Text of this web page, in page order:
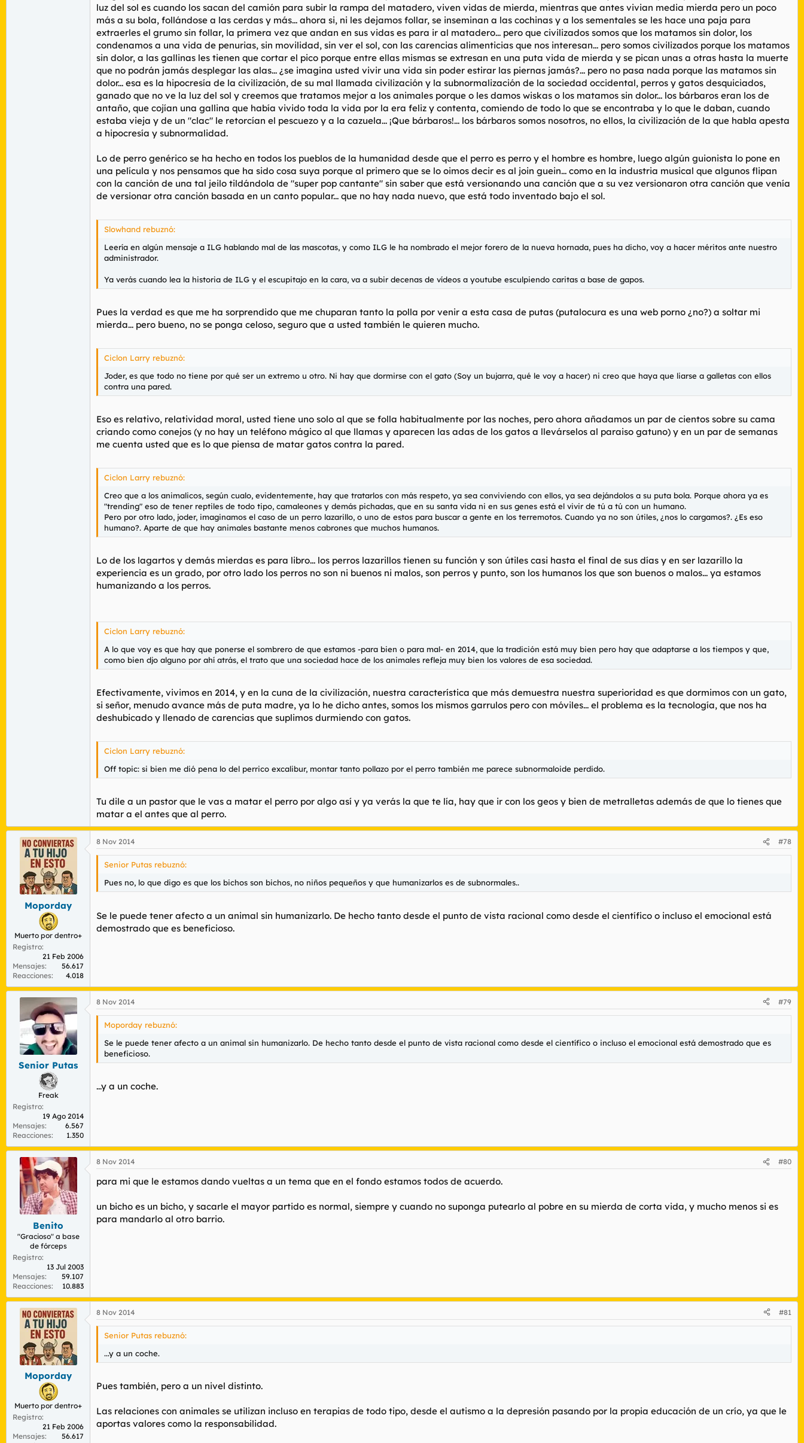
luz del sol es cuando los sacan del camión para subir la rampa del matadero, viven vidas de mierda, mientras que antes vivian media mierda pero un poco
más a su bola, follándose a las cerdas y más... ahora si, ni les dejamos follar, se inseminan a las cochinas y a los sementales se les hace una paja para
extraerles el grumo sin follar, la primera vez que andan en sus vidas es para ir al matadero... pero que civilizados somos que los matamos sin dolor, los
condenamos a una vida de penurias, sin movilidad, sin ver el sol, con las carencias alimenticias que nos interesan... pero somos civilizados porque los matamos
sin dolor, a las gallinas les tienen que cortar el pico porque entre ellas mismas se extresan en una puta vida de mierda y se pican unas a otras hasta la muerte
que no podrán jamás desplegar las alas... ¿se imagina usted vivir una vida sin poder estirar las piernas jamás?... pero no pasa nada porque las matamos sin
dolor... esa es la hipocresía de la civilización, de su mal llamada civilización y la subnormalización de la sociedad occidental, perros y gatos desquiciados,
ganado que no ve la luz del sol y creemos que tratamos mejor a los animales porque o les damos wiskas o los matamos sin dolor... los bárbaros eran los de
antaño, que cojían una gallina que había vivido toda la vida por la era feliz y contenta, comiendo de todo lo que se encontraba y lo que le daban, cuando
estaba vieja y de un "clac" le retorcían el pescuezo y a la cazuela... ¡Que bárbaros!... los bárbaros somos nosotros, no ellos, la civilización de la que habla apesta
a hipocresía y subnormalidad.
Lo de perro genérico se ha hecho en todos los pueblos de la humanidad desde que el perro es perro y el hombre es hombre, luego algún guionista lo pone en
una película y nos pensamos que ha sido cosa suya porque al primero que se lo oimos decir es al join guein... como en la industria musical que algunos flipan
con la canción de una tal jeilo tildándola de "super pop cantante" sin saber que está versionando una canción que a su vez versionaron otra canción que venía
de versionar otra canción basada en un canto popular... que no hay nada nuevo, que está todo inventado bajo el sol.
Slowhand rebuznó:
Leería en algún mensaje a ILG hablando mal de las mascotas, y como ILG le ha nombrado el mejor forero de la nueva hornada, pues ha dicho, voy a hacer méritos ante nuestro
administrador.
Ya verás cuando lea la historia de ILG y el escupitajo en la cara, va a subir decenas de vídeos a youtube esculpiendo caritas a base de gapos.
Pues la verdad es que me ha sorprendido que me chuparan tanto la polla por venir a esta casa de putas (putalocura es una web porno ¿no?) a soltar mi
mierda... pero bueno, no se ponga celoso, seguro que a usted también le quieren mucho.
Ciclon Larry rebuznó:
Joder, es que todo no tiene por qué ser un extremo u otro. Ni hay que dormirse con el gato (Soy un bujarra, qué le voy a hacer) ni creo que haya que liarse a galletas con ellos
contra una pared.
Eso es relativo, relatividad moral, usted tiene uno solo al que se folla habitualmente por las noches, pero ahora añadamos un par de cientos sobre su cama
criando como conejos (y no hay un teléfono mágico al que llamas y aparecen las adas de los gatos a llevárselos al paraiso gatuno) y en un par de semanas
me cuenta usted que es lo que piensa de matar gatos contra la pared.
Ciclon Larry rebuznó:
Creo que a los animalicos, según cualo, evidentemente, hay que tratarlos con más respeto, ya sea conviviendo con ellos, ya sea dejándolos a su puta bola. Porque ahora ya es
"trending" eso de tener reptiles de todo tipo, camaleones y demás pichadas, que en su santa vida ni en sus genes está el vivir de tú a tú con un humano.
Pero por otro lado, joder, imaginamos el caso de un perro lazarillo, o uno de estos para buscar a gente en los terremotos. Cuando ya no son útiles, ¿nos lo cargamos?. ¿Es eso
humano?. Aparte de que hay animales bastante menos cabrones que muchos humanos.
Lo de los lagartos y demás mierdas es para libro... los perros lazarillos tienen su función y son útiles casi hasta el final de sus días y en ser lazarillo la
experiencia es un grado, por otro lado los perros no son ni buenos ni malos, son perros y punto, son los humanos los que son buenos o malos... ya estamos
humanizando a los perros.
Ciclon Larry rebuznó:
A lo que voy es que hay que ponerse el sombrero de que estamos -para bien o para mal- en 2014, que la tradición está muy bien pero hay que adaptarse a los tiempos y que,
como bien djo alguno por ahí atrás, el trato que una sociedad hace de los animales refleja muy bien los valores de esa sociedad.
Efectivamente, vivimos en 2014, y en la cuna de la civilización, nuestra característica que más demuestra nuestra superioridad es que dormimos con un gato,
si señor, menudo avance más de puta madre, ya lo he dicho antes, somos los mismos garrulos pero con móviles... el problema es la tecnología, que nos ha
deshubicado y llenado de carencias que suplimos durmiendo con gatos.
Ciclon Larry rebuznó:
Off topic: si bien me dió pena lo del perrico excalibur, montar tanto pollazo por el perro también me parece subnormaloide perdido.
Tu dile a un pastor que le vas a matar el perro por algo así y ya verás la que te lía, hay que ir con los geos y bien de metralletas además de que lo tienes que
matar a el antes que al perro.
Moporday
Muerto por dentro+
Registro
21 Feb 2006
Mensajes
56.617
Reacciones
4.018
8 Nov 2014 #78
Senior Putas rebuznó:
Pues no, lo que digo es que los bichos son bichos, no niños pequeños y que humanizarlos es de subnormales..
Se le puede tener afecto a un animal sin humanizarlo. De hecho tanto desde el punto de vista racional como desde el científico o incluso el emocional está
demostrado que es beneficioso.
Senior Putas
Freak
Registro
19 Ago 2014
Mensajes
6.567
Reacciones
1.350
8 Nov 2014 #79
Moporday rebuznó:
Se le puede tener afecto a un animal sin humanizarlo. De hecho tanto desde el punto de vista racional como desde el científico o incluso el emocional está demostrado que es
beneficioso.
...y a un coche.
Benito
"Gracioso" a base
de fórceps
Registro
13 Jul 2003
Mensajes
59.107
Reacciones
10.883
8 Nov 2014 #80
para mi que le estamos dando vueltas a un tema que en el fondo estamos todos de acuerdo.
un bicho es un bicho, y sacarle el mayor partido es normal, siempre y cuando no suponga putearlo al pobre en su mierda de corta vida, y mucho menos si es
para mandarlo al otro barrio.
Moporday
Muerto por dentro+
Registro
21 Feb 2006
Mensajes
56.617
8 Nov 2014 #81
Senior Putas rebuznó:
...y a un coche.
Pues también, pero a un nivel distinto.
Las relaciones con animales se utilizan incluso en terapias de todo tipo, desde el autismo a la depresión pasando por la propia educación de un crío, ya que le
aportas valores como la responsabilidad.